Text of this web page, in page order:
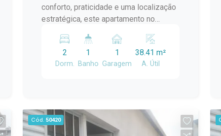
conforto, praticidade e uma localização
estratégica, este apartamento no
excelente oportunidade. Com
ambientes bem distribuídos e ótima
iluminação natural, é ideal para quem
Sala de estar aconchegante, perfeita
para os momentos em família; Cozinha
2
Dorm.
1
Banho
1
Garagem
38.41 m²
A. Útil
Cód. 50420